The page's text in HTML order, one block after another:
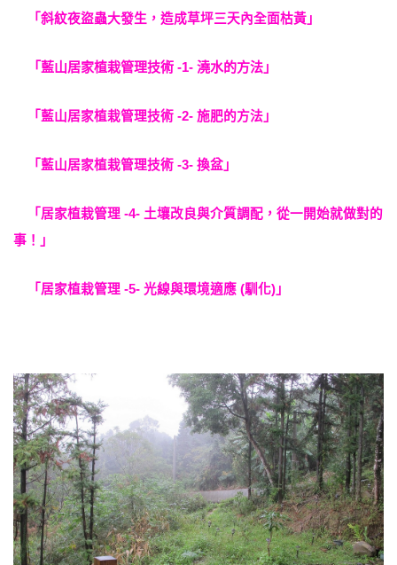
「斜紋夜盜蟲大發生，造成草坪三天內全面枯黃」
「藍山居家植栽管理技術 -1- 澆水的方法」
「藍山居家植栽管理技術 -2- 施肥的方法」
「藍山居家植栽管理技術 -3- 換盆」
「居家植栽管理 -4- 土壤改良與介質調配，從一開始就做對的
事！」
「居家植栽管理 -5- 光線與環境適應 (馴化)」